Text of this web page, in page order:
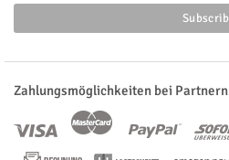
Zahlungsmöglichkeiten bei Partnern